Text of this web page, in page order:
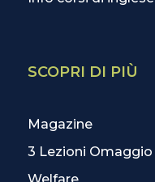
SCOPRI DI PIÙ
Magazine
3 Lezioni Omaggio